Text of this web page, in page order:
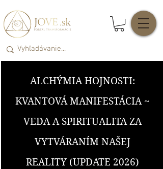
ALCHÝMIA HOJNOSTI:
KVANTOVÁ MANIFESTÁCIA ~
VEDA A SPIRITUALITA ZA
VYTVÁRANÍM NAŠEJ
REALITY (UPDATE 2026)